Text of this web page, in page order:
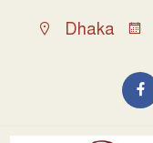
Dhaka